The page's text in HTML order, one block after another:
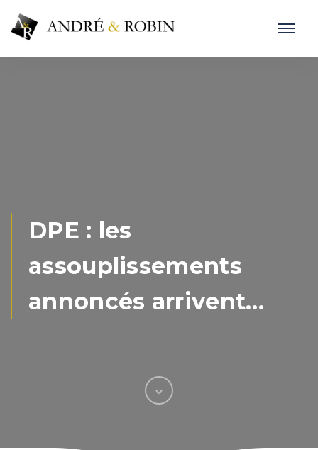
DPE : les
assouplissements
annoncés arrivent…